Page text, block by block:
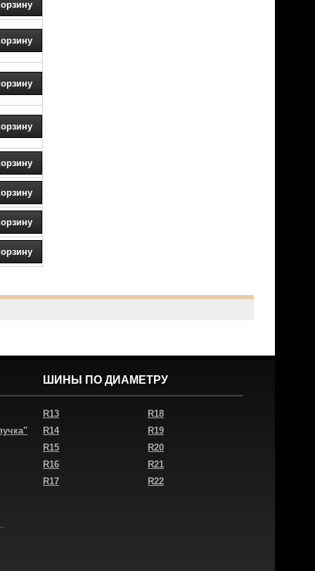
ШИНЫ ПО ДИАМЕТРУ
R13
R14
R15
R16
R17
R18
R19
R20
R21
R22